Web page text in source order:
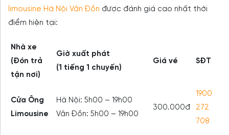
limousine Hà Nội Vân Đồn được đánh giá cao nhất thời
điểm hiện tại:
Nhà xe
(Đón trả
tận nơi)
Giờ xuất phát
(1 tiếng 1 chuyến)
Giá vé SĐT
Cửa Ông
Limousine
Hà Nội: 5h00 – 19h00
Vân Đồn: 5h00 – 19h00
300.000đ
1900
272
708